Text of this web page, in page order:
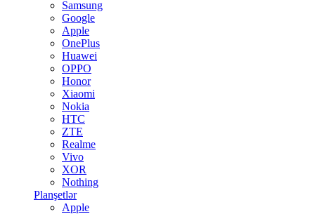
Samsung
Google
Apple
OnePlus
Huawei
OPPO
Honor
Xiaomi
Nokia
HTC
ZTE
Realme
Vivo
XOR
Nothing
Planşetlər
Apple